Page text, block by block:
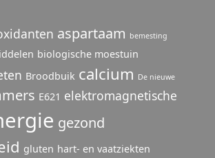
aspartaam bemesting
biologische moestuin
Broodbuik calcium De nieuwe
E621 elektromagnetische
gezond
gluten hart- en vaatziekten